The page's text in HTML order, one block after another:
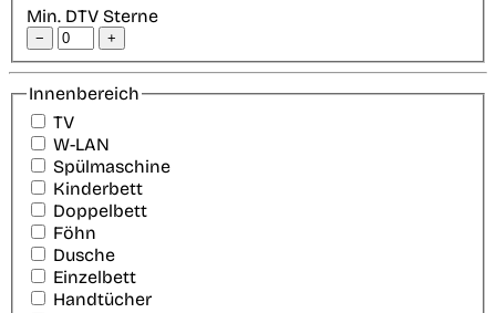
Min. DTV Sterne
− +
Innenbereich
TV
W-LAN
Spülmaschine
Kinderbett
Doppelbett
Föhn
Dusche
Einzelbett
Handtücher